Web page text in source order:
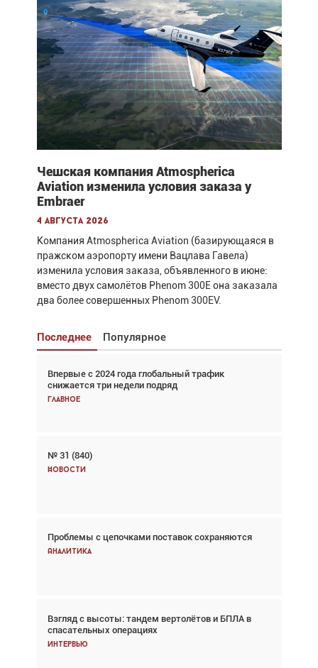
Чешская компания Atmospherica
Aviation изменила условия заказа у
Embraer
4 августа 2026
Компания Atmospherica Aviation (базирующаяся в
пражском аэропорту имени Вацлава Гавела)
изменила условия заказа, объявленного в июне:
вместо двух самолётов Phenom 300E она заказала
два более совершенных Phenom 300EV.
Последнее Популярное
Впервые с 2024 года глобальный трафик
снижается три недели подряд
Главное
№ 31 (840)
Новости
Проблемы с цепочками поставок сохраняются
Аналитика
Взгляд с высоты: тандем вертолётов и БПЛА в
спасательных операциях
Интервью
Взгляд с высоты: тандем вертолётов и БПЛА в
спасательных операциях
Главное
Авиационный фотограф Дэйв Кох: «Фотография
говорит сама за себя... а ИИ всё портит»
Впервые с 2024 года глобальный трафик
снижается три недели подряд
Частный самолёт – это актив. Подходите к
покупке соответствующим образом
Интервью